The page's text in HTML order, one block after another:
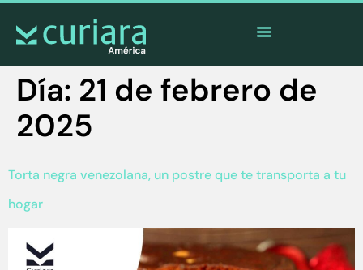
Día: 21 de febrero de
2025
Torta negra venezolana, un postre que te transporta a tu
hogar